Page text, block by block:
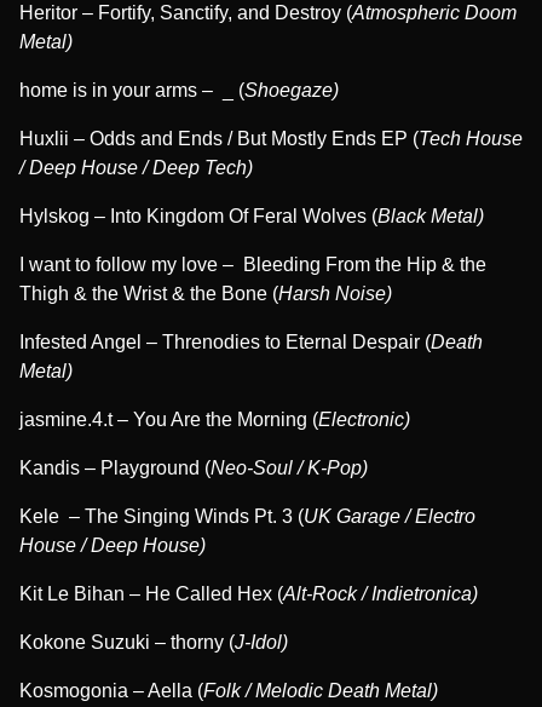
Heritor – Fortify, Sanctify, and Destroy (Atmospheric Doom
Metal)
home is in your arms – _ (Shoegaze)
Huxlii – Odds and Ends / But Mostly Ends EP (Tech House
/ Deep House / Deep Tech)
Hylskog – Into Kingdom Of Feral Wolves (Black Metal)
I want to follow my love – Bleeding From the Hip & the
Thigh & the Wrist & the Bone (Harsh Noise)
Infested Angel – Threnodies to Eternal Despair (Death
Metal)
jasmine.4.t – You Are the Morning (Electronic)
Kandis – Playground (Neo-Soul / K-Pop)
Kele – The Singing Winds Pt. 3 (UK Garage / Electro
House / Deep House)
Kit Le Bihan – He Called Hex (Alt-Rock / Indietronica)
Kokone Suzuki – thorny (J-Idol)
Kosmogonia – Aella (Folk / Melodic Death Metal)